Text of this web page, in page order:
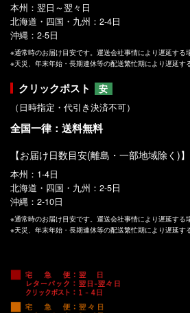
本州：翌日～翌々日
北海道・四国・九州：2-4日
沖縄：2-5日
※通常時のお届け目安です。運送会社事情により遅延する
※天災、年末年始・長期連休等の配送繁忙期により遅延す
クリックポスト
安
（日時指定・代引き決済不可）
全国一律：送料無料
【お届け日数目安(離島・一部地域除く)】
本州：1-4日
北海道・四国・九州：2-5日
沖縄：2-10日
※通常時のお届け目安です。運送会社事情により遅延する
※天災、年末年始・長期連休等の配送繁忙期により遅延す